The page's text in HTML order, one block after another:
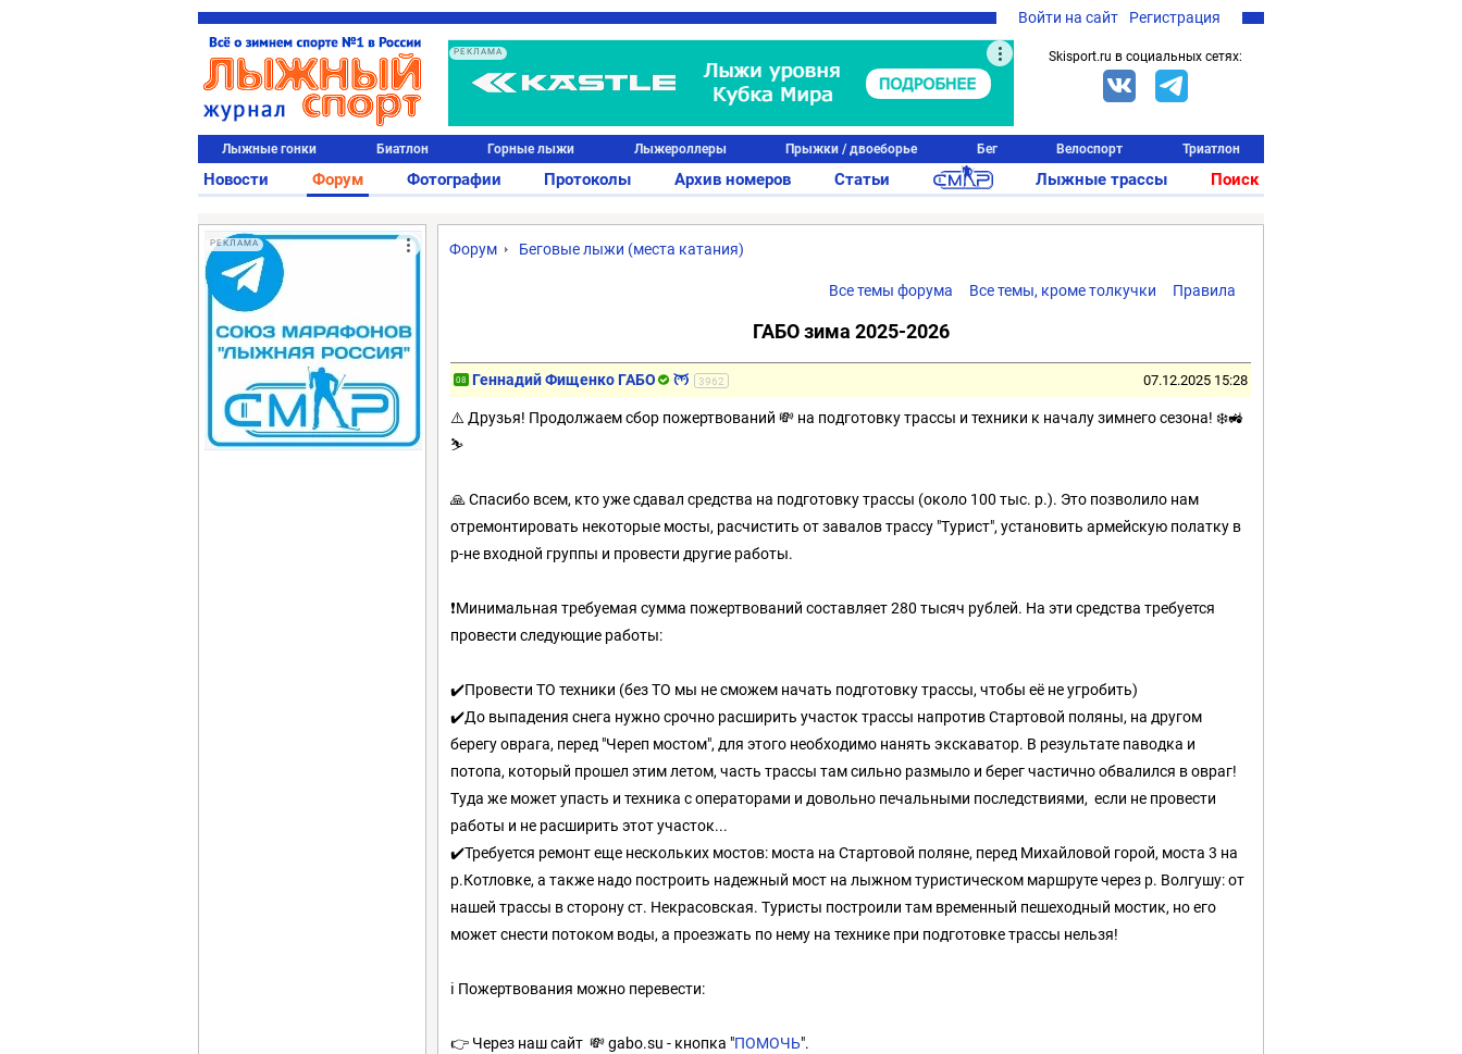
Войти на сайт Регистрация
РЕКЛАМА Skisport.ru в социальных сетях:
Лыжные гонки Биатлон Горные лыжи Лыжероллеры Прыжки / двоеборье Бег Велоспорт Триатлон
Новости Форум Фотографии Протоколы Архив номеров Статьи Лыжные трассы Поиск
РЕКЛАМА Форум Беговые лыжи (места катания)
Правила
Все темы, кроме толкучки
Все темы форума
ГАБО зима 2025-2026
08 Геннадий Фищенко ГАБО 3962 07.12.2025 15:28
⚠️ Друзья! Продолжаем сбор пожертвований 💸 на подготовку трассы и техники к началу зимнего сезона! ❄️🚜
⛷
🙏 Спасибо всем, кто уже сдавал средства на подготовку трассы (около 100 тыс. р.). Это позволило нам
отремонтировать некоторые мосты, расчистить от завалов трассу "Турист", установить армейскую полатку в
р-не входной группы и провести другие работы.
❗️Минимальная требуемая сумма пожертвований составляет 280 тысяч рублей. На эти средства требуется
провести следующие работы:
✔️Провести ТО техники (без ТО мы не сможем начать подготовку трассы, чтобы её не угробить)
✔️До выпадения снега нужно срочно расширить участок трассы напротив Стартовой поляны, на другом
берегу оврага, перед "Череп мостом", для этого необходимо нанять экскаватор. В результате паводка и
потопа, который прошел этим летом, часть трассы там сильно размыло и берег частично обвалился в овраг!
Туда же может упасть и техника с операторами и довольно печальными последствиями, если не провести
работы и не расширить этот участок...
✔️Требуется ремонт еще нескольких мостов: моста на Стартовой поляне, перед Михайловой горой, моста 3 на
р.Котловке, а также надо построить надежный мост на лыжном туристическом маршруте через р. Волгушу: от
нашей трассы в сторону ст. Некрасовская. Туристы построили там временный пешеходный мостик, но его
может снести потоком воды, а проезжать по нему на технике при подготовке трассы нельзя!
ℹ️ Пожертвования можно перевести:
👉 Через наш сайт 💸 gabo.su - кнопка "ПОМОЧЬ".